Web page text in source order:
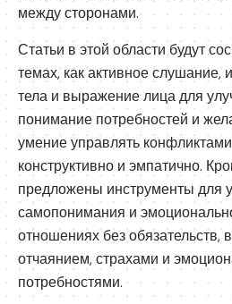
между сторонами.
Статьи в этой области будут
темах, как активное слушание,
тела и выражение лица для
понимание потребностей и
умение управлять
конструктивно и эмпатично.
предложены инструменты для
самопонимания и
отношениях без обязательств,
отчаянием, страхами и
потребностями.